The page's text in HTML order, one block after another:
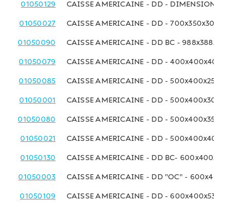
01050129 CAISSE AMERICAINE - DD - DIMENSIONS
01050027 CAISSE AMERICAINE - DD - 700x350x300
01050090 CAISSE AMERICAINE - DD BC -
01050079 CAISSE AMERICAINE - DD - 400x400x400
01050085 CAISSE AMERICAINE - DD - 500x400x250
01050001 CAISSE AMERICAINE - DD - 500x400x300
01050080 CAISSE AMERICAINE - DD - 500x400x350
01050021 CAISSE AMERICAINE - DD - 500x400x400
01050130 CAISSE AMERICAINE - DD BC-
01050003 CAISSE AMERICAINE - DD "OC" -
01050109 CAISSE AMERICAINE - DD - 600x400x530